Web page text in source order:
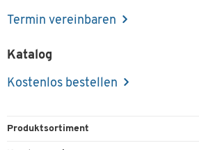
Termin vereinbaren
Katalog
Kostenlos bestellen
Produktsortiment